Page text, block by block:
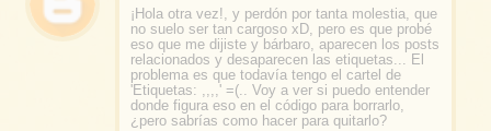
¡Hola otra vez!, y perdón por tanta molestia, que
no suelo ser tan cargoso xD, pero es que probé
eso que me dijiste y bárbaro, aparecen los posts
relacionados y desaparecen las etiquetas... El
problema es que todavía tengo el cartel de
'Etiquetas: ,,,,' =(.. Voy a ver si puedo entender
donde figura eso en el código para borrarlo,
¿pero sabrías como hacer para quitarlo?